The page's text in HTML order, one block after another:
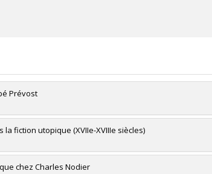
Prévost
fiction utopique (XVIIe-XVIIIe siècles)
chez Charles Nodier